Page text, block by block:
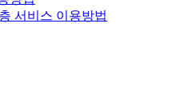
서비스 이용방법